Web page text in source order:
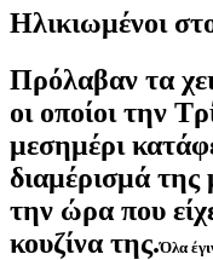
Ηλικιωμένοι
Πρόλαβαν τα
οι οποίοι την
μεσημέρι
διαμέρισμά της
την ώρα που
κουζίνα της.Όλα